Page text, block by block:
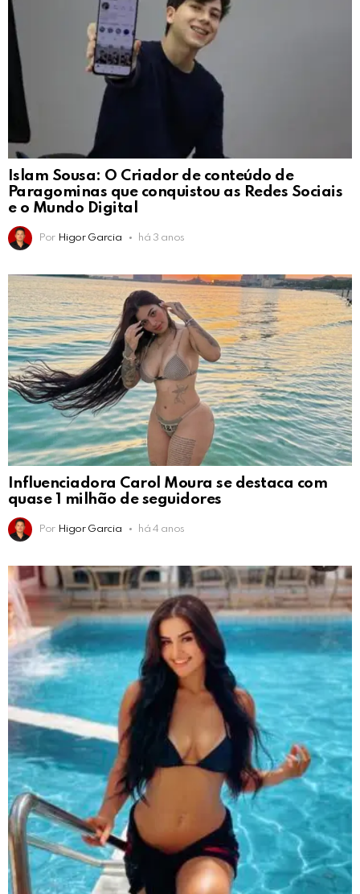
Islam Sousa: O Criador de conteúdo de
Paragominas que conquistou as Redes Sociais
e o Mundo Digital
Por Higor Garcia há 3 anos
Influenciadora Carol Moura se destaca com
quase 1 milhão de seguidores
Por Higor Garcia há 4 anos